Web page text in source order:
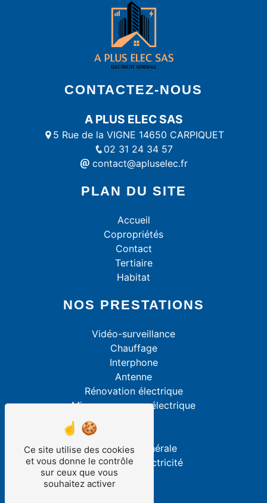
CONTACTEZ-NOUS
A PLUS ELEC SAS
5 Rue de la VIGNE 14650 CARPIQUET
02 31 24 34 57
contact@apluselec.fr
PLAN DU SITE
Accueil
Copropriétés
Contact
Tertiaire
Habitat
NOS PRESTATIONS
Vidéo-surveillance
Chauffage
Interphone
Antenne
Rénovation électrique
Mise aux normes électrique
Électricité générale
Dépannage électricité
Ce site utilise des cookies
et vous donne le contrôle
sur ceux que vous
souhaitez activer